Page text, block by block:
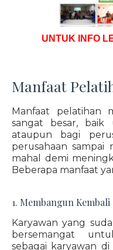
UNTUK INFO
Manfaat
Manfaat pelatihan
sangat besar,
ataupun bagi
perusahaan
mahal demi
Beberapa manfaat
1. Membangun
Karyawan yang
bersemangat
sebagai karyawan